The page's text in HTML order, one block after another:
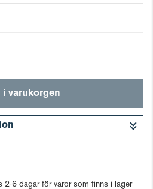
i varukorgen
2-6 dagar för varor som finns i lager